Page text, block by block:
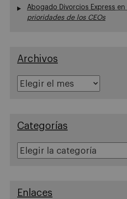
Abogado Divorcios Express en
prioridades de los CEOs
Archivos
Categorías
Enlaces